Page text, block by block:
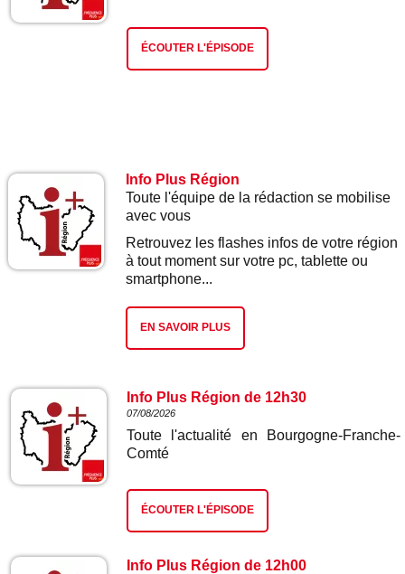
ÉCOUTER L'ÉPISODE
Info Plus Région
Toute l'équipe de la rédaction se mobilise
avec vous
Retrouvez les flashes infos de votre région
à tout moment sur votre pc, tablette ou
smartphone...
EN SAVOIR PLUS
Info Plus Région de 12h30
07/08/2026
Toute l'actualité en Bourgogne-Franche-
Comté
ÉCOUTER L'ÉPISODE
Info Plus Région de 12h00